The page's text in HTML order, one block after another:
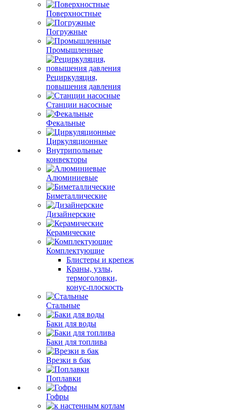
Поверхностные
Погружные
Промышленные
Рециркуляция,
повышения давления
Станции насосные
Фекальные
Циркуляционные
Внутрипольные
конвекторы
Алюминиевые
Биметаллические
Дизайнерские
Керамические
Комплектующие
Блистеры и крепеж
Краны, узлы,
термоголовки,
конус-плоскость
Стальные
Баки для воды
Баки для топлива
Врезки в бак
Поплавки
Гофры